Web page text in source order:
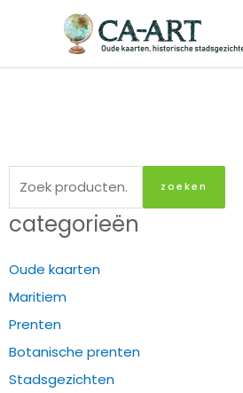
zoeken
categorieën
Oude kaarten
Maritiem
Prenten
Botanische prenten
Stadsgezichten